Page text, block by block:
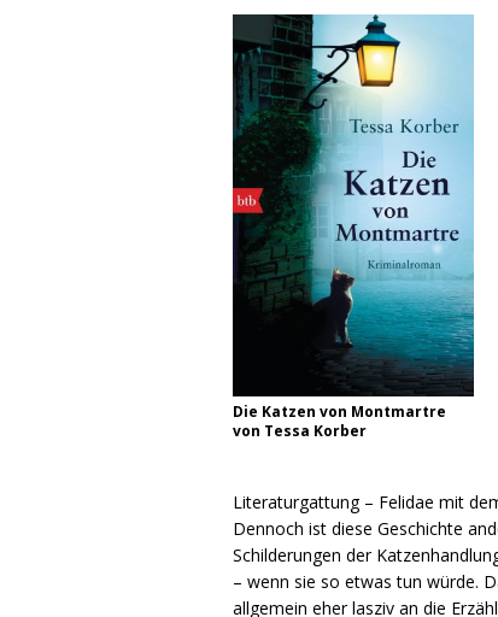
Die Katzen von Montmartre
von Tessa Korber
Literaturgattung – Felidae mit
Dennoch ist diese Geschichte
Schilderungen der
– wenn sie so etwas tun würde.
allgemein eher lasziv an die